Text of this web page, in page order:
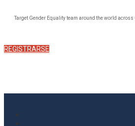
Target Gender Equality team around the world
REGISTRARSE